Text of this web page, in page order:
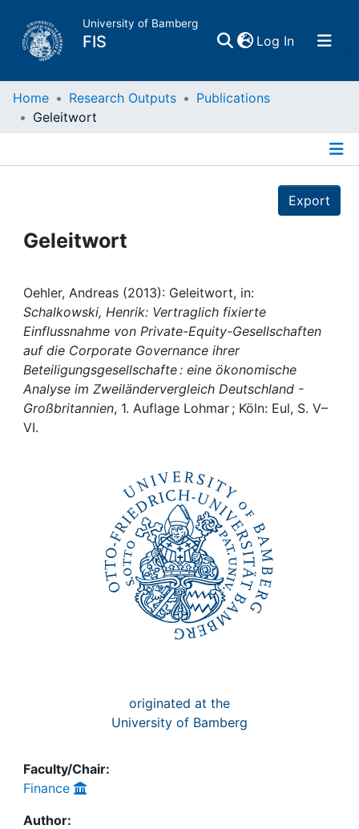
University of Bamberg
FIS Log In(current)
Home
Projects
Institutions
Awards
My FIS
Home Research Outputs
Publications
Geleitwort
Export
Geleitwort
Oehler, Andreas (2013): Geleitwort, in:
Schalkowski, Henrik: Vertraglich fixierte
Einflussnahme von Private-Equity-Gesellschaften
auf die Corporate Governance ihrer
Beteiligungsgesellschafte : eine ökonomische
Analyse im Zweiländervergleich Deutschland -
Großbritannien, 1. Auflage Lohmar ; Köln: Eul, S. V–
VI.
originated at the
University of Bamberg
Faculty/Chair:
Finance
Author: